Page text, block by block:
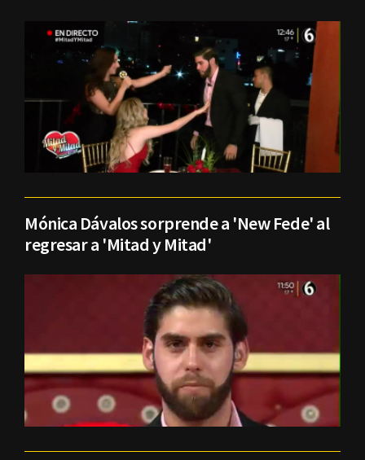
Mónica Dávalos sorprende a 'New Fede' al
regresar a 'Mitad y Mitad'